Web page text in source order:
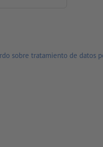
sobre tratamiento de datos